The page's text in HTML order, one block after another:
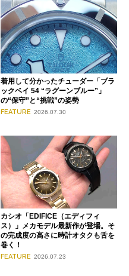
着用して分かったチューダー「ブラ
ックベイ 54 “ラグーンブルー”」
の“保守”と“挑戦”の姿勢
FEATURE 2026.07.30
カシオ「EDIFICE（エディフィ
ス）」メカモデル最新作が登場。そ
の完成度の高さに時計オタクも舌を
巻く！
FEATURE 2026.07.23